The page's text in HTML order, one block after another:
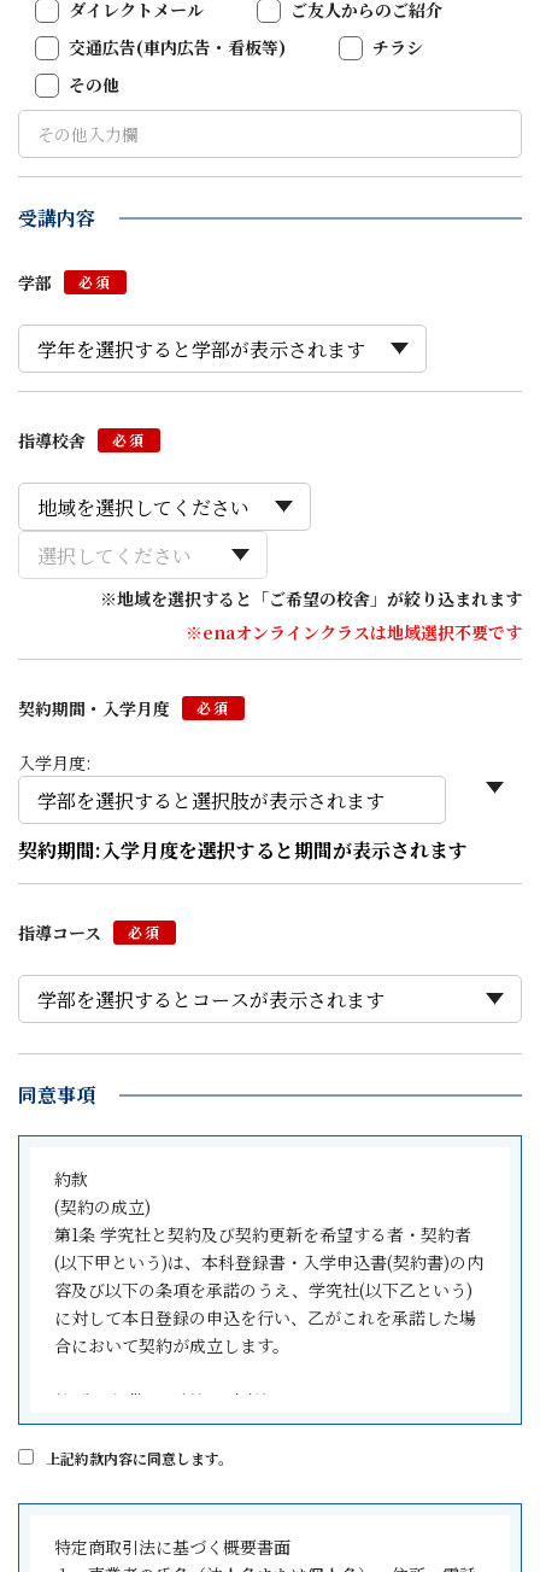
ダイレクトメール
ご友人からのご紹介
交通広告(車内広告・看板等)
チラシ
その他
受講内容
学部 必須
指導校舎 必須
※地域を選択すると「ご希望の校舎」が絞り込まれます
※enaオンラインクラスは地域選択不要です
契約期間・入学月度 必須
入学月度:
契約期間:入学月度を選択すると期間が表示されます
指導コース 必須
同意事項
約款
(契約の成立)
第1条 学究社と契約及び契約更新を希望する者・契約者
(以下甲という)は、本科登録書・入学申込書(契約書)の内
容及び以下の条項を承諾のうえ、学究社(以下乙という)
に対して本日登録の申込を行い、乙がこれを承諾した場
合において契約が成立します。
(役務の提供及び対価の支払)
第2条 乙は、甲に対し、乙の定める学習指導カリキュラ
ムの中から甲が選択した本科登録書・入学申込書(契約
2 甲は、乙に対し、所定の授業料、模試教材費を乙の定
める方法により、納入期限までに支払うものとします。
上記約款内容に同意します。
特定商取引法に基づく概要書面